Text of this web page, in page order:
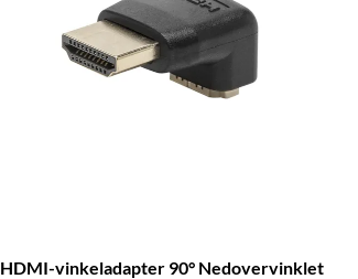
HDMI-vinkeladapter 90° Nedovervinklet